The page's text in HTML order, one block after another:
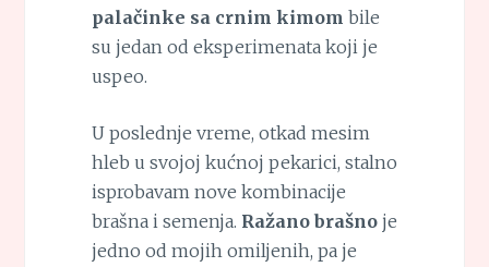
palačinke sa crnim kimom bile
su jedan od eksperimenata koji je
uspeo.
U poslednje vreme, otkad mesim
hleb u svojoj kućnoj pekarici, stalno
isprobavam nove kombinacije
brašna i semenja. Ražano brašnoje
jedno od mojih omiljenih, pa je